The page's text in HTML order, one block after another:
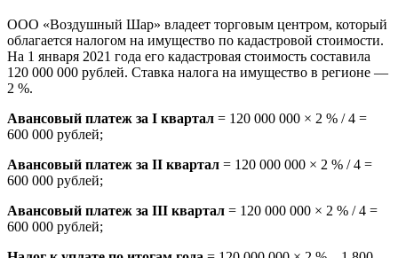
ООО «Воздушный Шар» владеет торговым центром, который
облагается налогом на имущество по кадастровой стоимости.
На 1 января 2021 года его кадастровая стоимость составила
120 000 000 рублей. Ставка налога на имущество в регионе —
2 %.
Авансовый платеж за I квартал = 120 000 000 × 2 % / 4 =
600 000 рублей;
Авансовый платеж за II квартал = 120 000 000 × 2 % / 4 =
600 000 рублей;
Авансовый платеж за III квартал = 120 000 000 × 2 % / 4 =
600 000 рублей;